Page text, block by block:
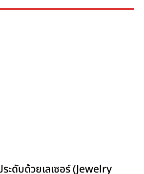
ระดับด้วยเลเซอร์ (Jewelry